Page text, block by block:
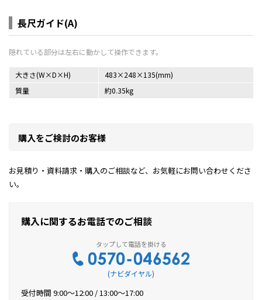
長尺ガイド(A)
大きさ(W×D×H)
483×248×135(mm)
質量
約0.35kg
購入をご検討のお客様
お見積り・資料請求・購入のご相談など、お気軽にお問い合わせくださ
い。
購入に関するお電話でのご相談
(ナビダイヤル)
受付時間 9:00〜12:00 / 13:00〜17:00